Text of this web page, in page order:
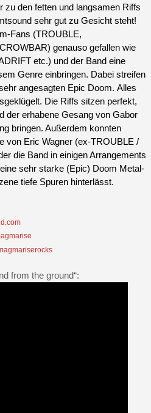
zu den fetten und langsamen Riffs
sehr gut zu Gesicht steht!
Fans (TROUBLE,
genauso gefallen wie
etc.) und der Band eine
Genre einbringen. Dabei streifen
angesagten Epic Doom. Alles
Die Riffs sitzen perfekt,
der erhabene Gesang von Gabor
bringen. Außerdem konnten
von Eric Wagner (ex-TROUBLE /
die Band in einigen Arrangements
sehr starke (Epic) Doom Metal-
tiefe Spuren hinterlässt.
from the ground“: